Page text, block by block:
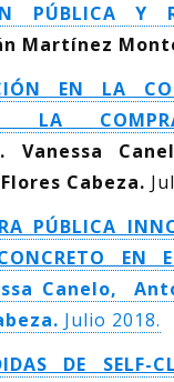
PÚBLICA Y
Martínez
EN LA
LA
. Vanessa
Cabeza.
PÚBLICA
EN
Canelo,
Julio 2018.
DE SELF-